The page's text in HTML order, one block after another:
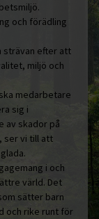
och förädling
strävan efter att
miljö och
medarbetare
sig i
av skador på
ser vi till att
i och
värld. Det
sätter barn
och rike runt för